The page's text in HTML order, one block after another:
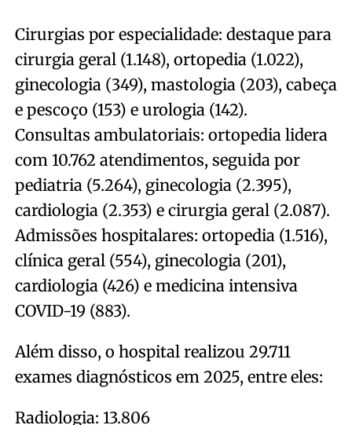
Cirurgias por especialidade: destaque para
cirurgia geral (1.148), ortopedia (1.022),
ginecologia (349), mastologia (203), cabeça
e pescoço (153) e urologia (142).
Consultas ambulatoriais: ortopedia lidera
com 10.762 atendimentos, seguida por
pediatria (5.264), ginecologia (2.395),
cardiologia (2.353) e cirurgia geral (2.087).
Admissões hospitalares: ortopedia (1.516),
clínica geral (554), ginecologia (201),
cardiologia (426) e medicina intensiva
COVID-19 (883).
Além disso, o hospital realizou 29.711
exames diagnósticos em 2025, entre eles:
Radiologia: 13.806